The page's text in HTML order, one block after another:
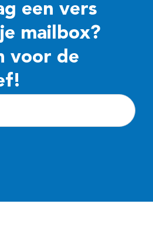
een vers
mailbox?
voor de